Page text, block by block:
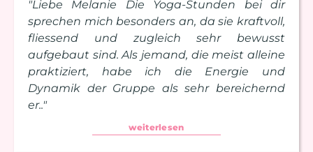
"Liebe Melanie Die Yoga-Stunden bei dir
sprechen mich besonders an, da sie kraftvoll,
fliessend und zugleich sehr bewusst
aufgebaut sind. Als jemand, die meist alleine
praktiziert, habe ich die Energie und
Dynamik der Gruppe als sehr bereichernd
er.."
weiterlesen